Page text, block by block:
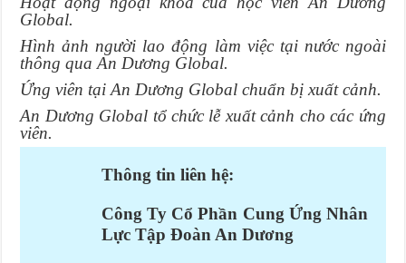
Global.
Hình ảnh người lao động làm việc tại nước ngoài
thông qua An Dương Global.
Ứng viên tại An Dương Global chuẩn bị xuất cảnh.
An Dương Global tổ chức lễ xuất cảnh cho các ứng
viên.
Thông tin liên hệ:
Công Ty Cổ Phần Cung Ứng Nhân
Lực Tập Đoàn An Dương